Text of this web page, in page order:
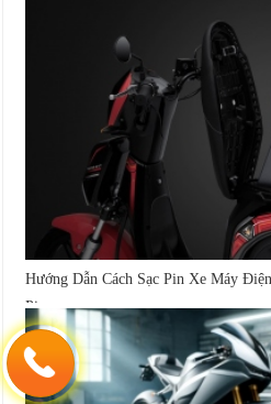
Hướng Dẫn Cách Sạc Pin Xe Máy
Pin